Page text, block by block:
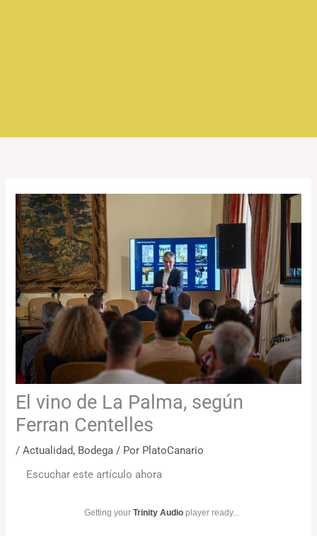
El vino de La Palma, según
Ferran Centelles
/Actualidad, Bodega / Por PlatoCanario
Escuchar este artículo ahora
Getting yourTrinity Audio player ready...